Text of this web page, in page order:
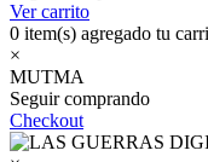
Ver carrito
0 item(s) agregado tu
×
MUTMA
Seguir comprando
Checkout